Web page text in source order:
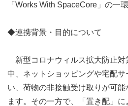
「Works With SpaceCore」の一
◆連携背景・目的について
新型コロナウィルス拡大防止対
中、ネットショッピングや宅配
い、荷物の非接触受け取りが可
ます。その一方で、「置き配」